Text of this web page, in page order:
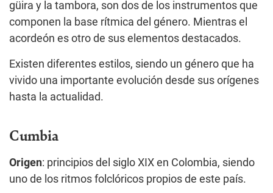
güira y la tambora, son dos de los instrumentos que
componen la base rítmica del género. Mientras el
acordeón es otro de sus elementos destacados.
Existen diferentes estilos, siendo un género que ha
vivido una importante evolución desde sus orígenes
hasta la actualidad.
Cumbia
Origen: principios del siglo XIX en Colombia, siendo
uno de los ritmos folclóricos propios de este país.